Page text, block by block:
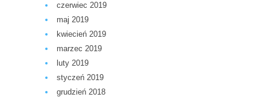
czerwiec 2019
maj 2019
kwiecień 2019
marzec 2019
luty 2019
styczeń 2019
grudzień 2018